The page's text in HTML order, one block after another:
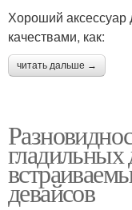
Хороший аксессуар
качествами, как:
читать дальше →
гладильных
девайсов